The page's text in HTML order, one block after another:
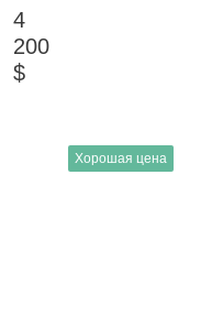
4
200
$
Хорошая цена